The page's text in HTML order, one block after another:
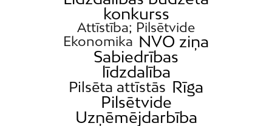
konkurss
Attīstība; Pilsētvide
Ekonomika NVO ziņa
Sabiedrības
līdzdalība
Pilsēta attīstās Rīga
Pilsētvide
Uzņēmējdarbība